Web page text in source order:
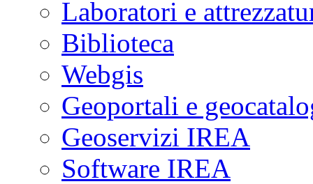
Laboratori e
Biblioteca
Webgis
Geoportali e
Geoservizi IREA
Software IREA